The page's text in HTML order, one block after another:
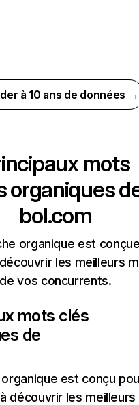
à 10 ans de données →
mots
organiques
bol.com
organique est
les meilleurs
de vos concurrents.
mots clés
de
est conçu
découvrir les